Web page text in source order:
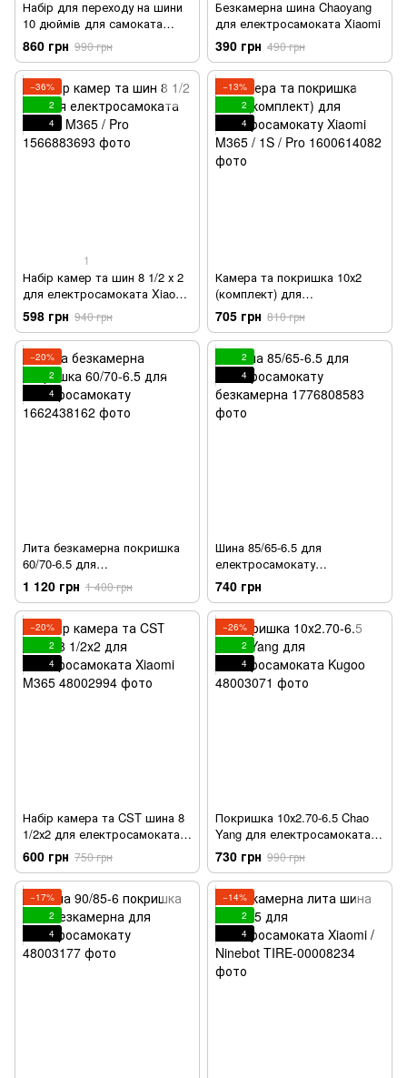
Набір для переходу на шини
10 дюймів для самоката
Xiaomi M365
860 грн 990 грн
Безкамерна шина Chaoyang
для електросамоката Xiaomi
390 грн 490 грн
−36%
2
4
1
Набір камер та шин 8 1/2 х 2
для електросамоката Xiaomi
M365 / Pro
598 грн 940 грн
−13%
2
4
Камера та покришка 10х2
(комплект) для
електросамокату Xiaomi
M365 / 1S / Pro
705 грн 810 грн
−20%
2
4
Лита безкамерна покришка
60/70-6.5 для
електросамокату
1 120 грн 1 400 грн
2
4
Шина 85/65-6.5 для
електросамокату
безкамерна
740 грн
−20%
2
4
Набір камера та CST шина 8
1/2х2 для електросамоката
Xiaomi M365
600 грн 750 грн
−26%
2
4
Покришка 10х2.70-6.5 Chao
Yang для електросамоката
Kugoo
730 грн 990 грн
−17%
2
4
−14%
2
4